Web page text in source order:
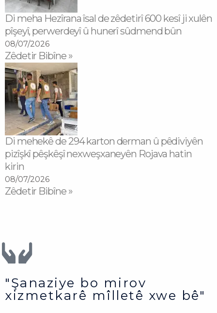
Di meha Hezîrana îsal de zêdetirî 600 kesî ji xulên
pîşeyî, perwerdeyî û hunerî sûdmend bûn
08/07/2026
Zêdetir Bibîne »
Di mehekê de 294 karton derman û pêdiviyên
pizîşkî pêşkêşî nexweşxaneyên Rojava hatin
kirin
08/07/2026
Zêdetir Bibîne »
"Şanaziye bo mirov
xizmetkarê mîlletê xwe bê"